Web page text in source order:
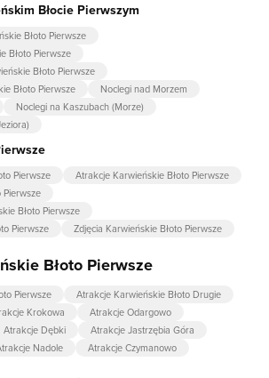
Błocie Pierwszym
Błoto Pierwsze
Błoto Pierwsze
Błoto Pierwsze
Błoto Pierwsze
Noclegi nad Morzem
Noclegi na Kaszubach (Morze)
Pierwsze
Atrakcje Karwieńskie Błoto Pierwsze
Pierwsze
Błoto Pierwsze
Pierwsze
Zdjęcia Karwieńskie Błoto Pierwsze
Błoto Pierwsze
Pierwsze
Atrakcje Karwieńskie Błoto Drugie
Krokowa
Atrakcje Odargowo
Atrakcje Dębki
Atrakcje Jastrzębia Góra
Nadole Atrakcje Czymanowo